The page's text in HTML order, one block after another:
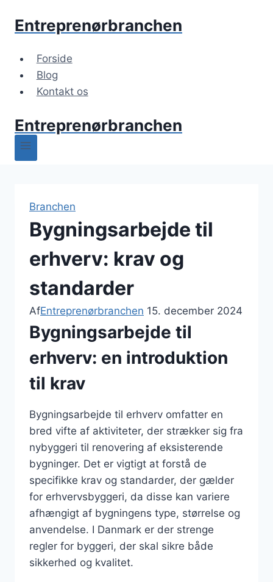
Entreprenørbranchen
Forside
Blog
Kontakt os
Entreprenørbranchen
Branchen
Bygningsarbejde til
erhverv: krav og
standarder
AfEntreprenørbranchen 15. december 2024
Bygningsarbejde til
erhverv: en introduktion
til krav
Bygningsarbejde til erhverv omfatter en
bred vifte af aktiviteter, der strækker sig fra
nybyggeri til renovering af eksisterende
bygninger. Det er vigtigt at forstå de
specifikke krav og standarder, der gælder
for erhvervsbyggeri, da disse kan variere
afhængigt af bygningens type, størrelse og
anvendelse. I Danmark er der strenge
regler for byggeri, der skal sikre både
sikkerhed og kvalitet.